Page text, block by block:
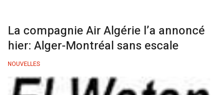
La compagnie Air Algérie l’a annoncé
hier: Alger-Montréal sans escale
NOUVELLES